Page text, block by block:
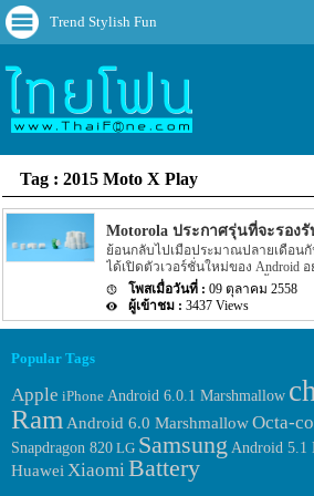
Trend Stylish Fun
Tag : 2015 Moto X Play
Motorola ประกาศรุ่นที่จะรอง
ย้อนกลับไปเมื่อประมาณปลายเดือน
ได้เปิดตัวเวอร์ชั่นใหม่ของ Android อ
ออกมาไม่นาน โดยหลังจากนั้นไม่นาน
ทั้ง LG และ HTC นั้นต่างก็ออกมาประ
รุุ่นใหนบ้างที่รองรับการอัพเดตเวอร์ชั่
นี้ได้บ้าง แต่ล่าสุดนั้นเป็นของทางค่า
การอัพเดตเวอร์ชั่น Android 6.0
2015 Moto X Pure Edition (3rd gen),
2015 Moto […]
09 ตุลาคม 2558
3437 Views
Popular Tags
Apple iPhone Android 6.0.1 Marshmallow
RamAndroid 6.0 MarshmallowOcta-
Snapdragon 820 LG Samsung Android 5.1
HuaweiXiaomiBattery